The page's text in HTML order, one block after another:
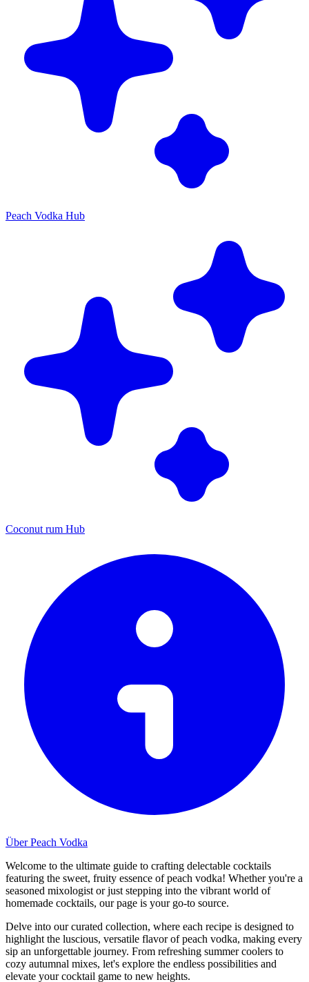
Peach Vodka Hub
Coconut rum Hub
Über Peach Vodka
Welcome to the ultimate guide to crafting delectable cocktails
featuring the sweet, fruity essence of peach vodka! Whether you're a
seasoned mixologist or just stepping into the vibrant world of
homemade cocktails, our page is your go-to source.
Delve into our curated collection, where each recipe is designed to
highlight the luscious, versatile flavor of peach vodka, making every
sip an unforgettable journey. From refreshing summer coolers to
cozy autumnal mixes, let's explore the endless possibilities and
elevate your cocktail game to new heights.